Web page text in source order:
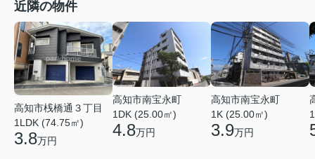
近隣の物件
高知市桟橋通３丁目
1LDK (74.75㎡)
3.8万円
高知市南宝永町
1DK (25.00㎡)
4.8万円
高知市南宝永町
1K (25.00㎡)
3.9万円